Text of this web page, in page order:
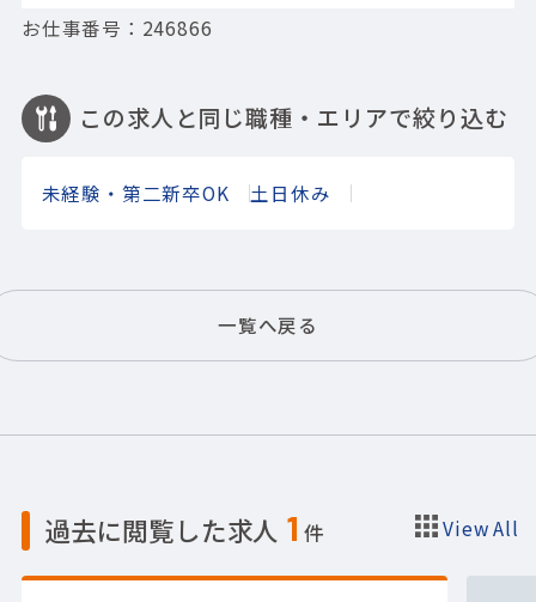
お仕事番号：246866
この求人と同じ職種・エリアで絞り込む
未経験・第二新卒OK 土日休み
一覧へ戻る
過去に閲覧した求人 1 件 View All